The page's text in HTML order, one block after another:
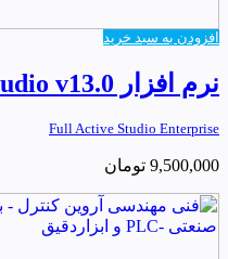
افزودن به سبد خرید
نرم افزار FactoryTalk View Studio v13.0
Full Active Studio Enterprise
9,500,000 تومان